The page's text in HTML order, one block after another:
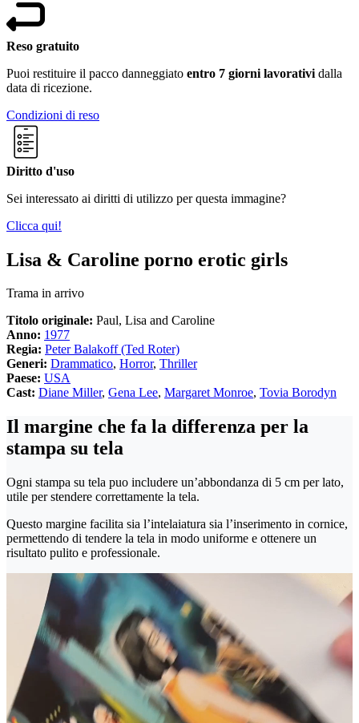
Reso gratuito
Puoi restituire il pacco danneggiato entro 7 giorni lavorativi dalla
data di ricezione.
Condizioni di reso
Diritto d'uso
Sei interessato ai diritti di utilizzo per questa immagine?
Clicca qui!
Lisa & Caroline porno erotic girls
Trama in arrivo
Titolo originale: Paul, Lisa and Caroline
Anno: 1977
Regia: Peter Balakoff (Ted Roter)
Generi: Drammatico, Horror, Thriller
Paese: USA
Cast: Diane Miller, Gena Lee, Margaret Monroe, Tovia Borodyn
Il margine che fa la differenza per la
stampa su tela
Ogni stampa su tela puo includere un’abbondanza di 5 cm per lato,
utile per stendere correttamente la tela.
Questo margine facilita sia l’intelaiatura sia l’inserimento in cornice,
permettendo di tendere la tela in modo uniforme e ottenere un
risultato pulito e professionale.